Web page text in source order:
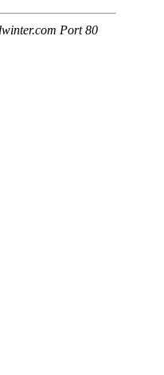
Port 80